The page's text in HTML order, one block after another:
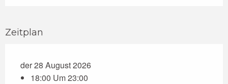
Zeitplan
der 28 August 2026
18:00 Um 23:00